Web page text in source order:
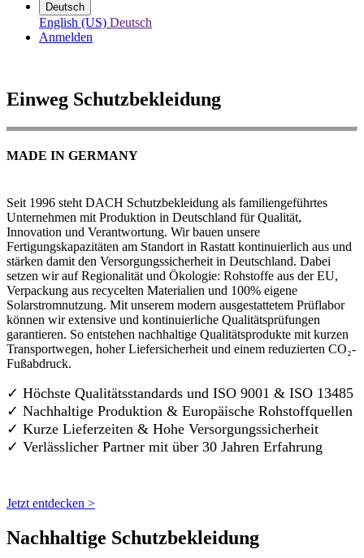
Deutsch
English (US) Deutsch
Anmelden
Einweg Schutzbekleidung
MADE IN GERMANY
Seit 1996 steht DACH Schutzbekleidung als familiengeführtes
Unternehmen mit Produktion in Deutschland für Qualität,
Innovation und Verantwortung. Wir bauen unsere
Fertigungskapazitäten am Standort in Rastatt kontinuierlich aus und
stärken damit den Versorgungssicherheit in Deutschland. Dabei
setzen wir auf Regionalität und Ökologie: Rohstoffe aus der EU,
Verpackung aus recycelten Materialien und 100% eigene
Solarstromnutzung. Mit unserem modern ausgestattetem Prüflabor
können wir extensive und kontinuierliche Qualitätsprüfungen
garantieren. So entstehen nachhaltige Qualitätsprodukte mit kurzen
Transportwegen, hoher Liefersicherheit und einem reduzierten CO₂-
Fußabdruck.
✓ Höchste Qualitätsstandards und ISO 9001 & ISO 13485
✓ Nachhaltige Produktion & Europäische Rohstoffquellen
✓ Kurze Lieferzeiten & Hohe Versorgungssicherheit
✓ Verlässlicher Partner mit über 30 Jahren Erfahrung
Jetzt entdecken >
Nachhaltige Schutzbekleidung